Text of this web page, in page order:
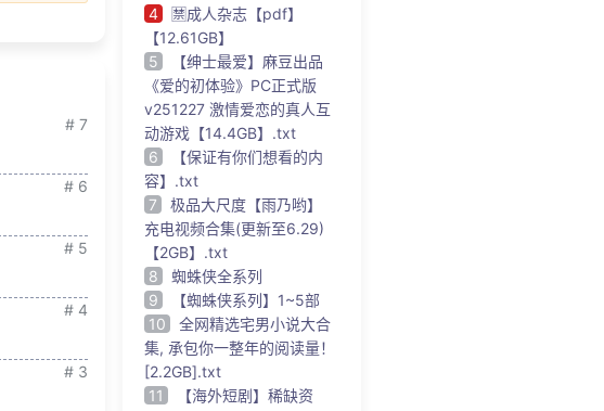
# 7
# 6
# 5
# 4
# 3
4
🈲成人杂志【pdf】
【12.61GB】
5
【绅士最爱】麻豆出品
《爱的初体验》PC正式版
v251227 激情爱恋的真人互
动游戏【14.4GB】.txt
6
【保证有你们想看的内
容】.txt
7
极品大尺度【雨乃哟】
充电视频合集(更新至6.29)
【2GB】.txt
8
蜘蛛侠全系列
9
【蜘蛛侠系列】1~5部
10
全网精选宅男小说大合
集, 承包你一整年的阅读量！
[2.2GB].txt
11
【海外短剧】稀缺资